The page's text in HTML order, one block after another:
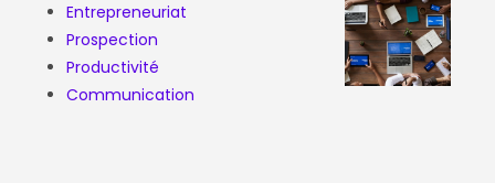
Entrepreneuriat
Prospection
Productivité
Communication